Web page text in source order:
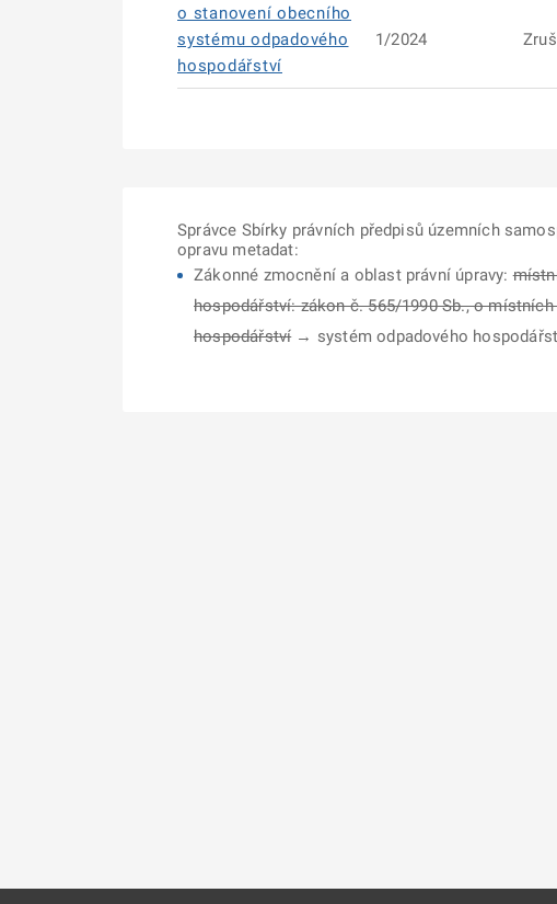
o stanovení obecního
systému odpadového
hospodářství
1/2024
Správce Sbírky právních předpisů územních
opravu metadat:
Zákonné zmocnění a oblast právní úpravy:
hospodářství: zákon č. 565/1990 Sb., o
hospodářství→ systém odpadového